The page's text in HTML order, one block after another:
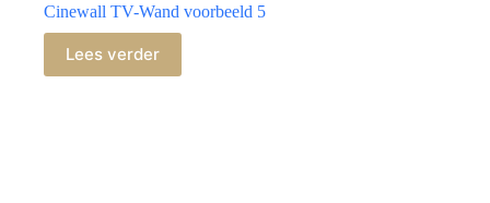
Cinewall TV-Wand voorbeeld 5
Lees verder